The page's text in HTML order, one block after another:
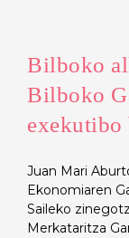
Bilboko
Bilboko
exekutibo
Juan Mari
Ekonomiaren
Saileko
Merkataritza